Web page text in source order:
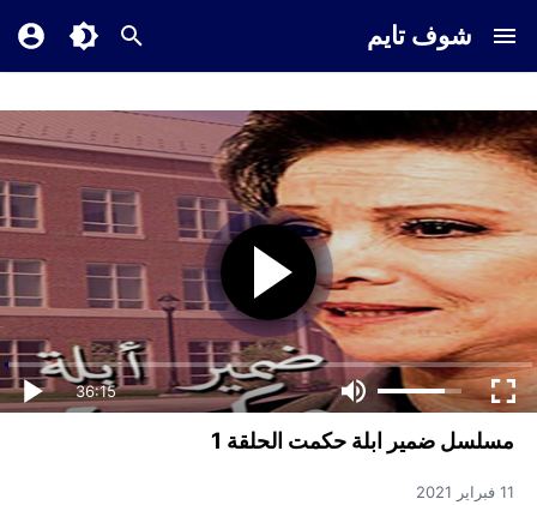
شوف تايم
36:15
مسلسل ضمير ابلة حكمت الحلقة 1
11 فبراير 2021